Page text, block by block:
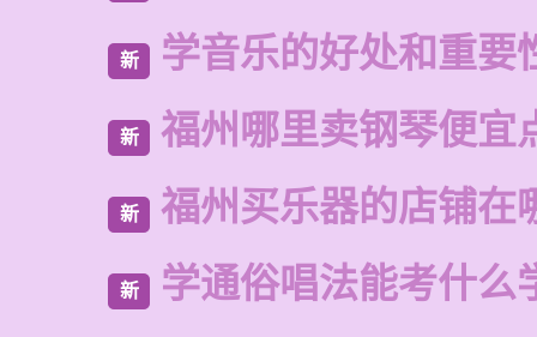
新 学音乐的好处和重要
新 福州哪里卖钢琴便宜
新 福州买乐器的店铺在
新 学通俗唱法能考什么